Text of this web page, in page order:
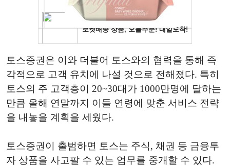
토스증권은 이와 더불어 토스와의 협력을 통해 즉
각적으로 고객 유치에 나설 것으로 전해졌다. 특히
토스의 주 고객층이 20~30대가 1000만명에 달하는
만큼 올해 연말까지 이들 연령에 맞춘 서비스 전략
을 내놓을 계획을 세웠다.
토스증권이 출범하면 토스는 주식, 채권 등 금융투
자 상품을 사고팔 수 있는 업무를 중개할 수 있다.